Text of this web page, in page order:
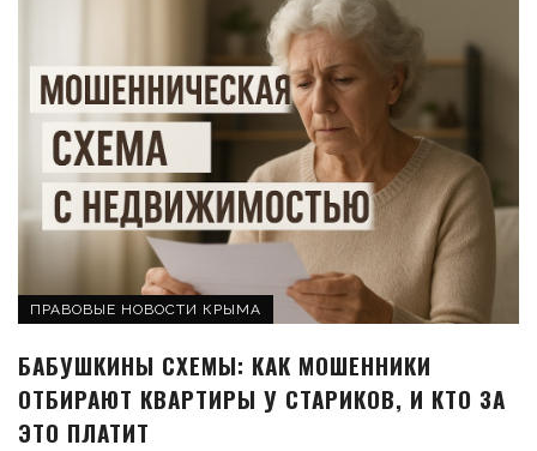
ПРАВОВЫЕ НОВОСТИ КРЫМА
БАБУШКИНЫ СХЕМЫ: КАК МОШЕННИКИ
ОТБИРАЮТ КВАРТИРЫ У СТАРИКОВ, И КТО ЗА
ЭТО ПЛАТИТ